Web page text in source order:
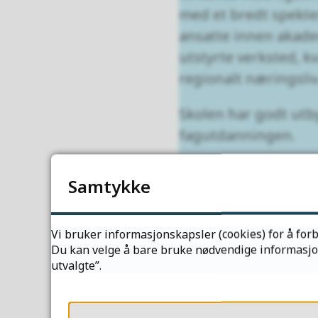
med et bredt
ansatte innen
utstyrte verksted,
regionalt næringsliv.
Skolen har godt
fagutdanningen.
internasjonale
Søk skoleplass
Mange
Samtykke
Vi bruker informasjonskapsler (cookies) for å
Du kan velge å bare bruke nødvendige
utvalgte”.